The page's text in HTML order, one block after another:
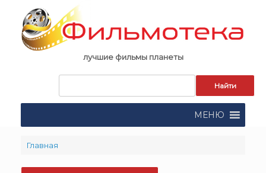
content
лучшие фильмы планеты
поиска:
МЕНЮ
Главная